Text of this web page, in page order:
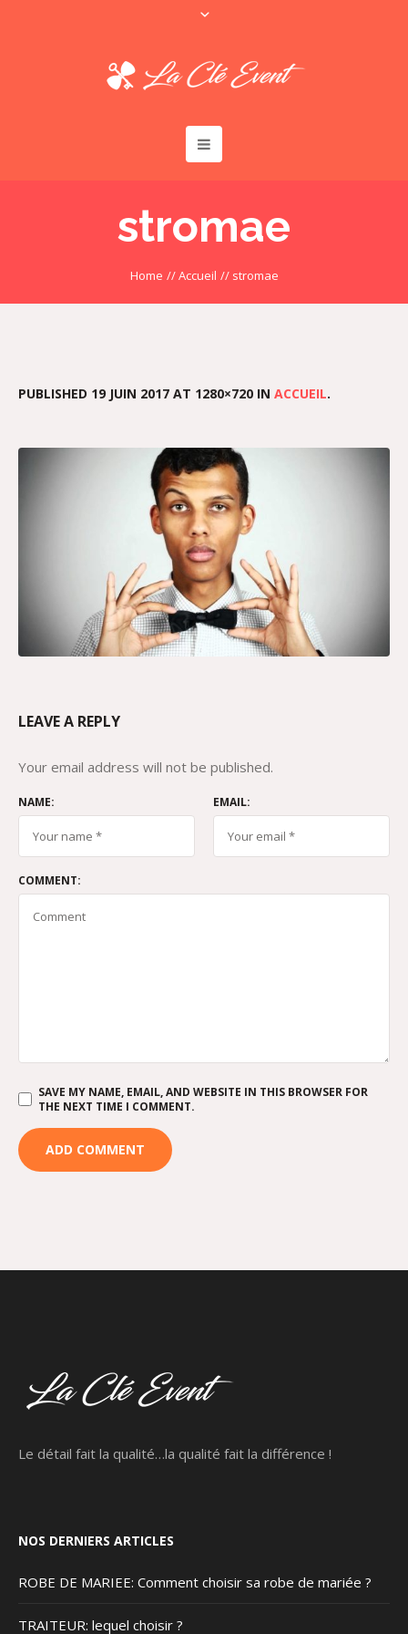
stromae
Home //Accueil // stromae
PUBLISHED 19 JUIN 2017 AT 1280×720 IN ACCUEIL.
LEAVE A REPLY
Your email address will not be published.
NAME: EMAIL:
COMMENT:
SAVE MY NAME, EMAIL, AND WEBSITE IN THIS BROWSER FOR
THE NEXT TIME I COMMENT.
Le détail fait la qualité…la qualité fait la différence !
NOS DERNIERS ARTICLES
ROBE DE MARIEE: Comment choisir sa robe de mariée ?
TRAITEUR: lequel choisir ?